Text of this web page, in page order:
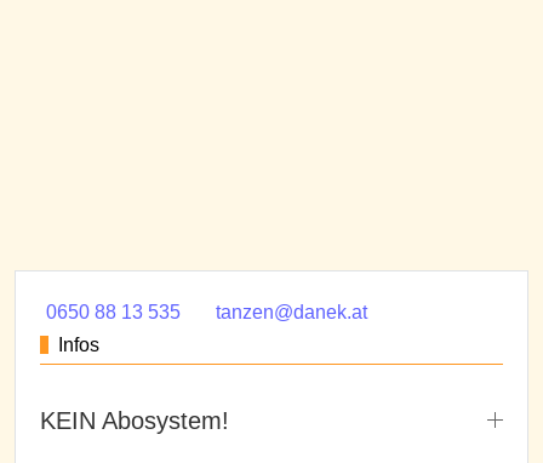
0650 88 13 535
tanzen@danek.at
Infos
KEIN Abosystem!